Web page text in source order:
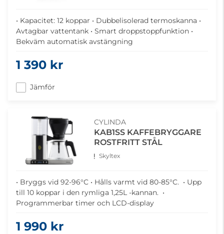
• Kapacitet: 12 koppar • Dubbelisolerad termoskanna •
Avtagbar vattentank • Smart droppstoppfunktion •
Bekväm automatisk avstängning
1 390 kr
Jämför
CYLINDA
KAB1SS KAFFEBRYGGARE
ROSTFRITT STÅL
Skyltex
• Bryggs vid 92-96°C • Hålls varmt vid 80-85°C. • Upp
till 10 koppar i den rymliga 1,25L -kannan. •
Programmerbar timer och LCD-display
1 990 kr